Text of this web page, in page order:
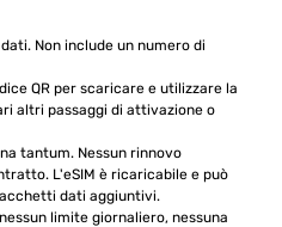
Non include un numero di
QR per scaricare e utilizzare la
altri passaggi di attivazione o
tantum. Nessun rinnovo
L'eSIM è ricaricabile e può
dati aggiuntivi.
limite giornaliero, nessuna